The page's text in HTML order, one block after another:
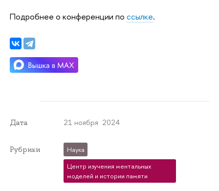
Подробнее о конференции по ссылке.
Дата 21 ноября 2024
Рубрики
Наука
Центр изучения ментальных
моделей и истории памяти